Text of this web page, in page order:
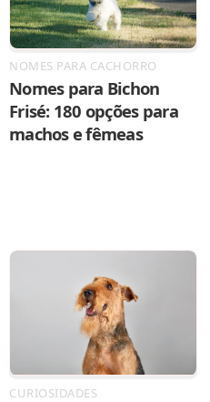
NOMES PARA CACHORRO
Nomes para Bichon
Frisé: 180 opções para
machos e fêmeas
CURIOSIDADES